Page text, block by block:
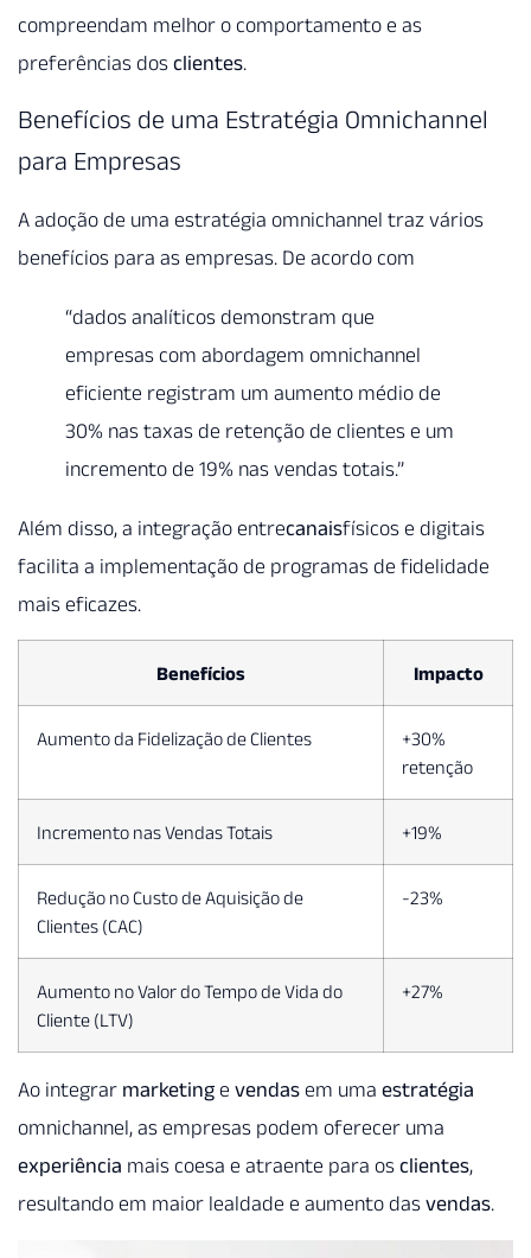
compreendam melhor o comportamento e as
preferências dos clientes.
Benefícios de uma Estratégia Omnichannel
para Empresas
A adoção de uma estratégia omnichannel traz vários
benefícios para as empresas. De acordo com
“dados analíticos demonstram que
empresas com abordagem omnichannel
eficiente registram um aumento médio de
30% nas taxas de retenção de clientes e um
incremento de 19% nas vendas totais.”
Além disso, a integração entrecanaisfísicos e digitais
facilita a implementação de programas de fidelidade
mais eficazes.
Benefícios Impacto
Aumento da Fidelização de Clientes
+30%
retenção
Incremento nas Vendas Totais +19%
Redução no Custo de Aquisição de
Clientes (CAC)
-23%
Aumento no Valor do Tempo de Vida do
Cliente (LTV)
+27%
Ao integrar marketinge vendas em uma estratégia
omnichannel, as empresas podem oferecer uma
experiência mais coesa e atraente para os clientes,
resultando em maior lealdade e aumento das vendas.